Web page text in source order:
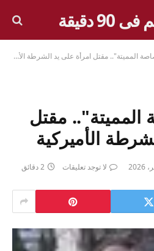
دقيقة
المميتة".. مقتل امرأة على يد الشرطة الأميركية
المميتة".. مقتل
الأميركية
لا توجد تعليقات 2 دقائق